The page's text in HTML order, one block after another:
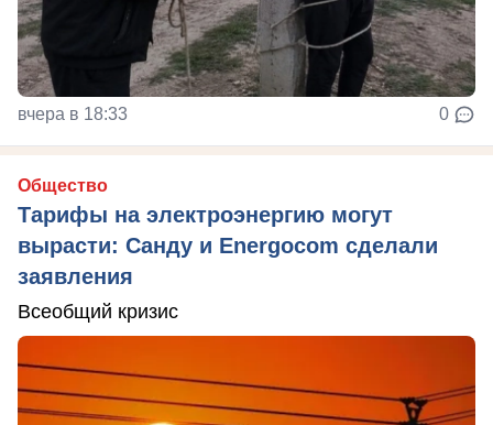
вчера в 18:33 0
Общество
Тарифы на электроэнергию могут
вырасти: Санду и Energocom сделали
заявления
Всеобщий кризис